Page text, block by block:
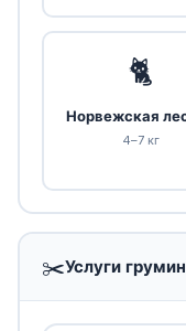
🐈
Норвежская
4–7 кг
✂️Услуги